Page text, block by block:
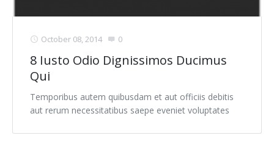
October 08, 2014 0
8 Iusto Odio Dignissimos Ducimus
Qui
Temporibus autem quibusdam et aut officiis debitis
aut rerum necessitatibus saepe eveniet voluptates